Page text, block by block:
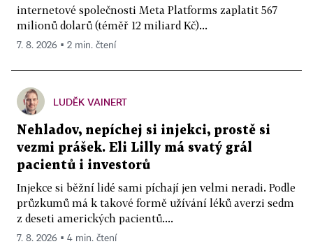
internetové společnosti Meta Platforms zaplatit 567
milionů dolarů (téměř 12 miliard Kč)...
7. 8. 2026 ▪ 2 min. čtení
LUDĚK VAINERT
Nehladov, nepíchej si injekci, prostě si
vezmi prášek. Eli Lilly má svatý grál
pacientů i investorů
Injekce si běžní lidé sami píchají jen velmi neradi. Podle
průzkumů má k takové formě užívání léků averzi sedm
z deseti amerických pacientů....
7. 8. 2026 ▪ 4 min. čtení